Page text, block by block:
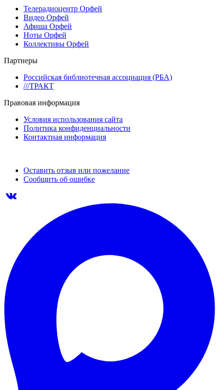
Телерадиоцентр Орфей
Видео Орфей
Афиша Орфей
Ноты Орфей
Коллективы Орфей
Партнеры
Российская библиотечная ассоциация (РБА)
///ТРАКТ
Правовая информация
Условия использования сайта
Политика конфиденциальности
Контактная информация
Оставить отзыв или пожелание
Сообщить об ошибке